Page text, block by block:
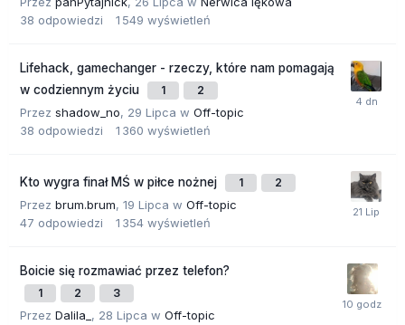
38 odpowiedzi 1 549 wyświetleń
Lifehack, gamechanger - rzeczy, które nam pomagają
w codziennym życiu
1 2
Przez shadow_no, 29 Lipca w Off-topic
38 odpowiedzi 1 360 wyświetleń
Kto wygra finał MŚ w piłce nożnej 1 2
Przez brum.brum, 19 Lipca w Off-topic
47 odpowiedzi 1 354 wyświetleń
Boicie się rozmawiać przez telefon?
1 2 3
Przez Dalila_ , 28 Lipca w Off-topic